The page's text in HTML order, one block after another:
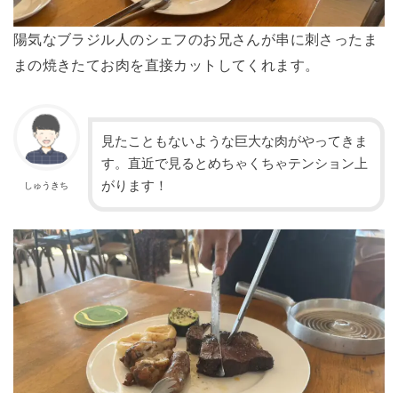
陽気なブラジル人のシェフのお兄さんが串に刺さったま
まの焼きたてお肉を直接カットしてくれます。
しゅうきち
見たこともないような巨大な肉がやってきま
す。直近で見るとめちゃくちゃテンション上
がります！